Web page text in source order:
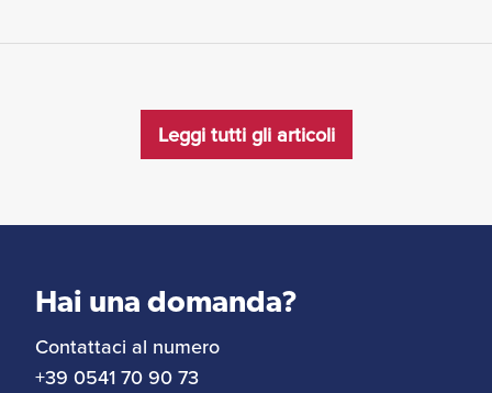
Leggi tutti gli articoli
Hai una domanda?
Contattaci al numero
+39 0541 70 90 73